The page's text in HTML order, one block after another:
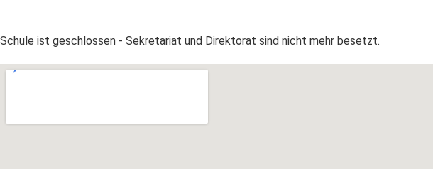
Schule ist geschlossen - Sekretariat und Direktorat sind nicht mehr besetzt.